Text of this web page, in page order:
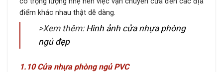
điểm khác nhau thật dễ dàng.
>Xem thêm: Hình ảnh cửa nhựa phòng
ngủ đẹp
1.10 Cửa nhựa phòng ngủ PVC